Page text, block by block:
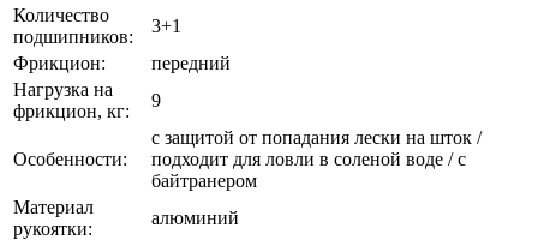
Количество
подшипников:
3+1
Фрикцион:
передний
Нагрузка на
фрикцион, кг:
9
Особенности:
с защитой от попадания лески на шток /
подходит для ловли в соленой воде / с
байтранером
Материал
рукоятки:
алюминий